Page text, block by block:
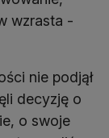
wzrasta -
nie podjął
decyzję o
o swoje